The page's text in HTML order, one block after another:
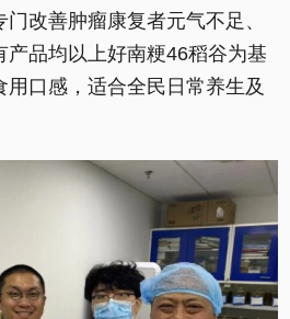
改善肿瘤康复者元气不足、
产品均以上好南粳46稻谷为基
用口感，适合全民日常养生及